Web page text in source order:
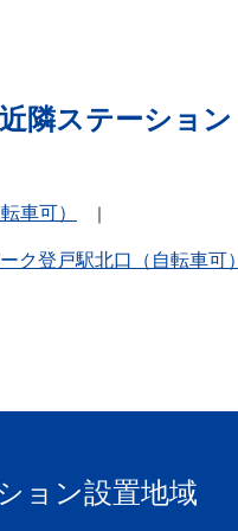
隣ステーション
車可）
ク登戸駅北口（自転車可）
ョン設置地域